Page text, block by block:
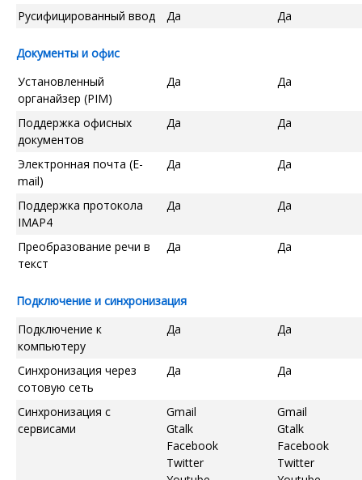
Русифицированный ввод
Да Да
Документы и офис
Установленный
органайзер (PIM)
Да Да
Поддержка офисных
документов
Да Да
Электронная почта (E-
mail)
Да Да
Поддержка протокола
IMAP4
Да Да
Преобразование речи в
текст
Да Да
Подключение и синхронизация
Подключение к
компьютеру
Да Да
Синхронизация через
сотовую сеть
Да Да
Синхронизация с
сервисами
Gmail
Gtalk
Facebook
Twitter
Gmail
Gtalk
Facebook
Twitter